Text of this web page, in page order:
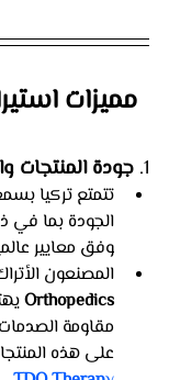
مميزات
1. جودة المنتجات
تتمتع تركيا
الجودة بما في
وفق معايير
المصنعون
Orthopedics
مقاومة
على هذه